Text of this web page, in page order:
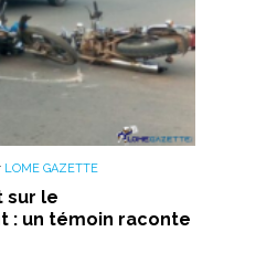
LOME GAZETTE
sur le
: un témoin raconte